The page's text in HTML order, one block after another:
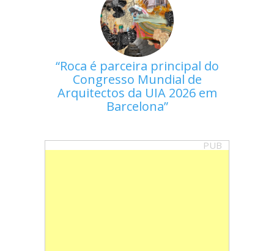
Roca é parceira principal do
Congresso Mundial de
Arquitectos da UIA 2026 em
Barcelona
PUB